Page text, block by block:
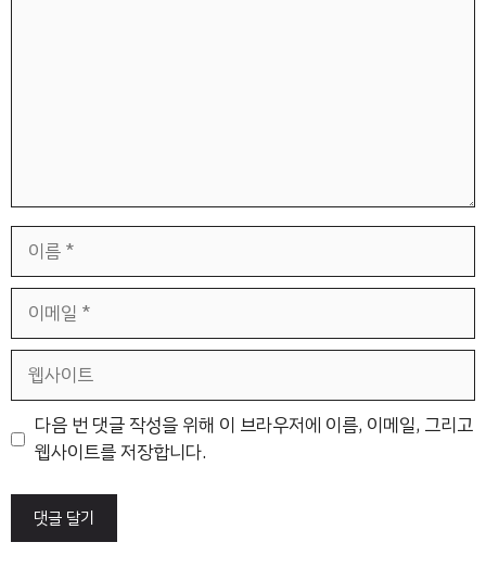
일
트
다음 번 댓글 작성을 위해 이 브라우저에 이름, 이메일, 그리고
웹사이트를 저장합니다.